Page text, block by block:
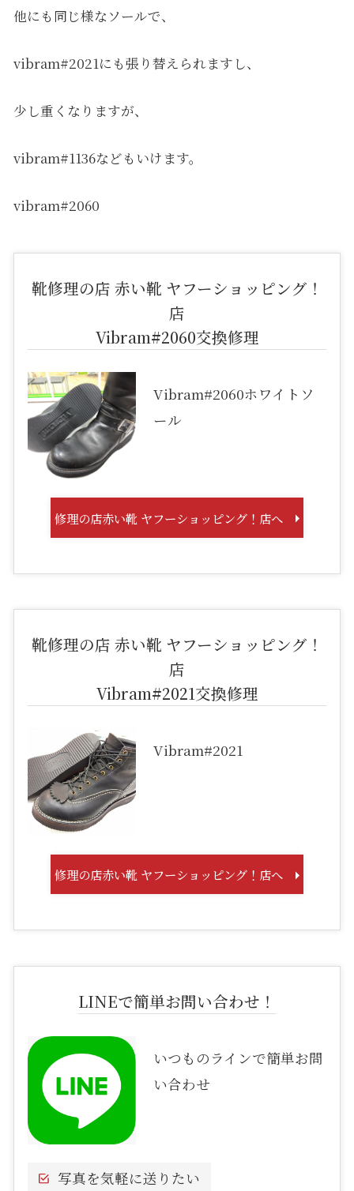
他にも同じ様なソールで、
vibram#2021にも張り替えられますし、
少し重くなりますが、
vibram#1136などもいけます。
vibram#2060
靴修理の店 赤い靴 ヤフーショッピング！
店
Vibram#2060交換修理
Vibram#2060ホワイトソ
ール
修理の店赤い靴 ヤフーショッピング！店へ
靴修理の店 赤い靴 ヤフーショッピング！
店
Vibram#2021交換修理
Vibram#2021
修理の店赤い靴 ヤフーショッピング！店へ
LINEで簡単お問い合わせ！
いつものラインで簡単お問
い合わせ
写真を気軽に送りたい